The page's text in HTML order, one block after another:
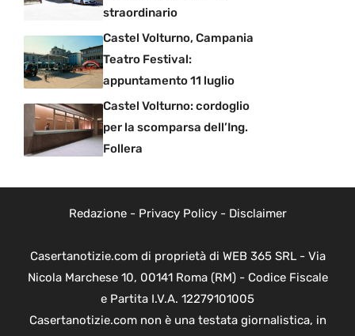
straordinario
Castel Volturno, Campania
Teatro Festival:
appuntamento 11 luglio
Castel Volturno: cordoglio
per la scomparsa dell’Ing.
Follera
Redazione- Privacy Policy- Disclaimer
Casertanotizie.com di proprietà di WEB 365 SRL - Via
Nicola Marchese 10, 00141 Roma (RM) - Codice Fiscale
e Partita I.V.A. 12279101005
Casertanotizie.com non è una testata giornalistica, in